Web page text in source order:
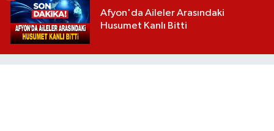
Afyon'da Aileler Arasındaki
Husumet Kanlı Bitti